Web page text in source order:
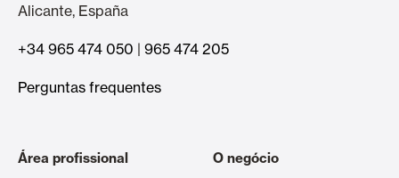
Alicante, España
+34 965 474 050 | 965 474 205
Perguntas frequentes
Área profissional O negócio